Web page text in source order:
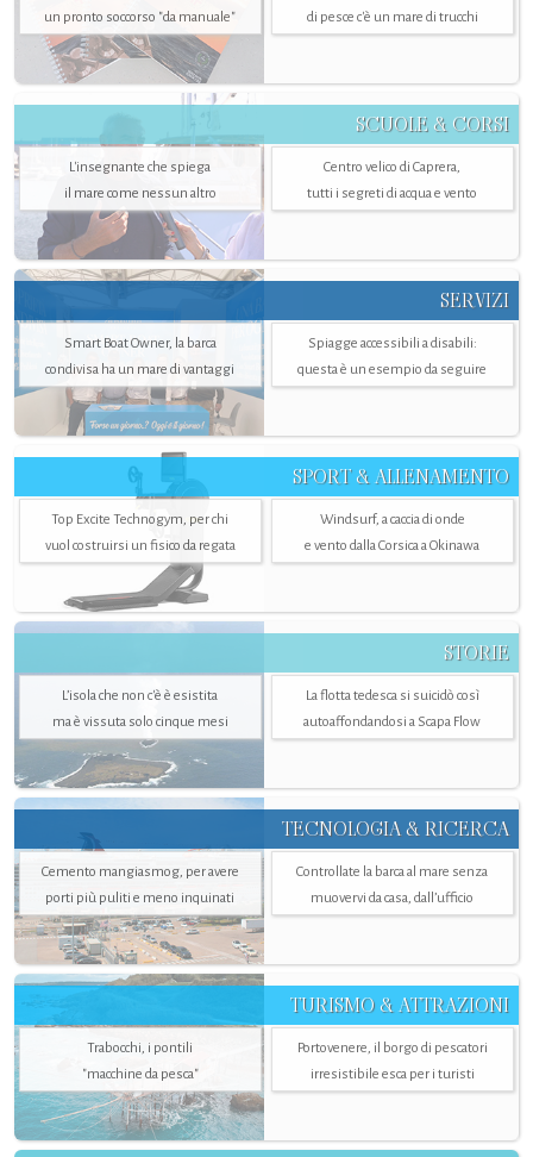
un pronto soccorso "da manuale" di pesce c'è un mare di trucchi
SCUOLE & CORSI
L'insegnante che spiega
il mare come nessun altro
Centro velico di Caprera,
tutti i segreti di acqua e vento
SERVIZI
Smart Boat Owner, la barca
condivisa ha un mare di vantaggi
Spiagge accessibili a disabili:
questa è un esempio da seguire
SPORT & ALLENAMENTO
Top Excite Technogym, per chi
vuol costruirsi un fisico da regata
Windsurf, a caccia di onde
e vento dalla Corsica a Okinawa
STORIE
L’isola che non c'è è esistita
ma è vissuta solo cinque mesi
La flotta tedesca si suicidò così
autoaffondandosi a Scapa Flow
TECNOLOGIA & RICERCA
Cemento mangiasmog, per avere
porti più puliti e meno inquinati
Controllate la barca al mare senza
muovervi da casa, dall’ufficio
TURISMO & ATTRAZIONI
Trabocchi, i pontili
"macchine da pesca"
Portovenere, il borgo di pescatori
irresistibile esca per i turisti